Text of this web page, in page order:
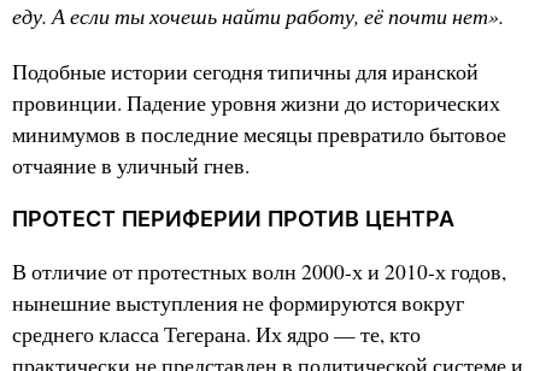
еду. А если ты хочешь найти работу, её почти нет».
Подобные истории сегодня типичны для иранской
провинции. Падение уровня жизни до исторических
минимумов в последние месяцы превратило бытовое
отчаяние в уличный гнев.
ПРОТЕСТ ПЕРИФЕРИИ ПРОТИВ ЦЕНТРА
В отличие от протестных волн 2000-х и 2010-х годов,
нынешние выступления не формируются вокруг
среднего класса Тегерана. Их ядро — те, кто